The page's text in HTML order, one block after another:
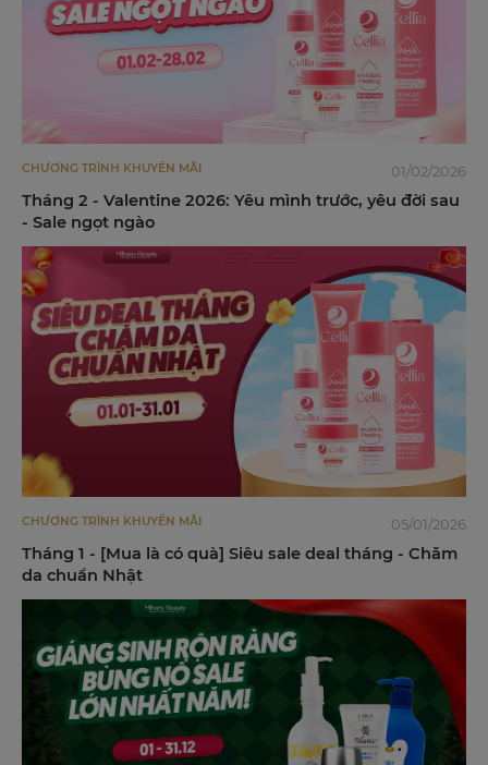
CHƯƠNG TRÌNH KHUYẾN MÃI 01/02/2026
Tháng 2 - Valentine 2026: Yêu mình trước, yêu đời sau
- Sale ngọt ngào
CHƯƠNG TRÌNH KHUYẾN MÃI 05/01/2026
Tháng 1 - [Mua là có quà] Siêu sale deal tháng - Chăm
da chuẩn Nhật